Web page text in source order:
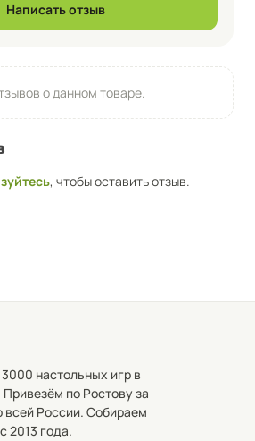
Написать отзыв
о данном товаре.
, чтобы оставить отзыв.
настольных игр в
Привезём по Ростову за
всей России. Собираем
2013 года.